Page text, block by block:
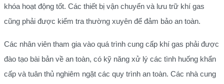
khóa hoạt động tốt. Các thiết bị vận chuyển và lưu trữ khí gas
cũng phải được kiểm tra thường xuyên để đảm bảo an toàn.
Các nhân viên tham gia vào quá trình cung cấp khí gas phải được
đào tạo bài bản về an toàn, có kỹ năng xử lý các tình huống khẩn
cấp và tuân thủ nghiêm ngặt các quy trình an toàn. Các nhà cung